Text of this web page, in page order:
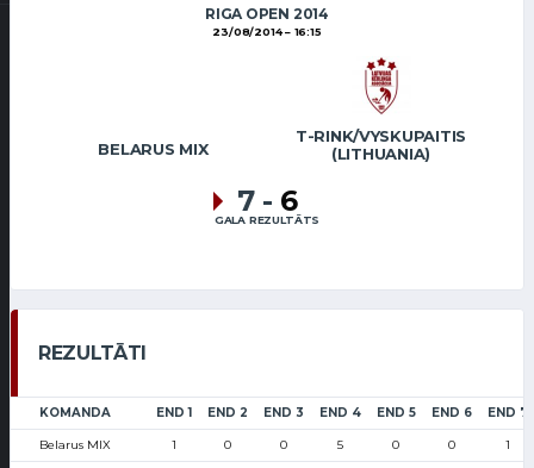
RIGA OPEN 2014
23/08/2014 16:15
BELARUS MIX
T-RINK/VYSKUPAITIS
(LITHUANIA)
7 - 6
GALA REZULTĀTS
REZULTĀTI
KOMANDA END 1 END 2 END 3 END 4 END 5 END 6 END 7
Belarus MIX 1 0 0 5 0 0 1